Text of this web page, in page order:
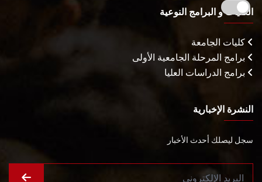
الكليات و البرامج النوعية
كليات الجامعة
برامج المرحلة الجامعية الأولى
برامج الدراسات العليا
النشرة الإخبارية
سجل ليصلك أحدث الأخبار